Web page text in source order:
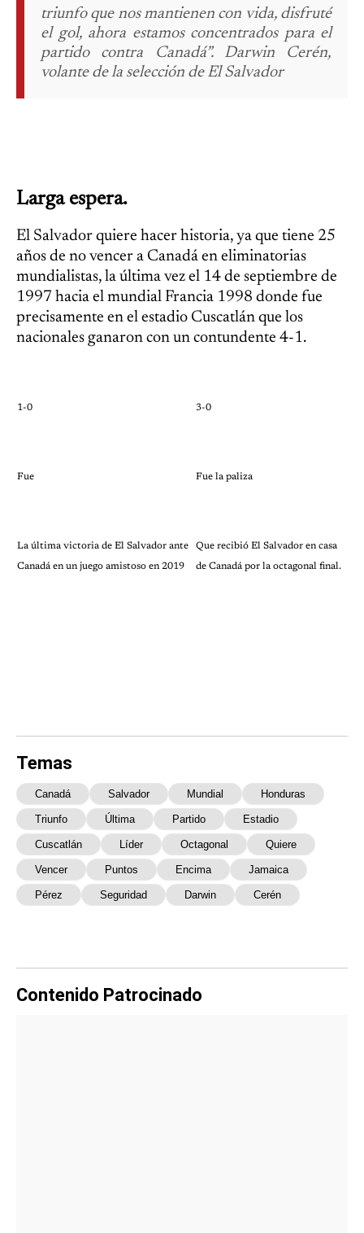
triunfo que nos mantienen con vida, disfruté
el gol, ahora estamos concentrados para el
partido contra Canadá”. Darwin Cerén,
volante de la selección de El Salvador
Larga espera.
El Salvador quiere hacer historia, ya que tiene 25
años de no vencer a Canadá en eliminatorias
mundialistas, la última vez el 14 de septiembre de
1997 hacia el mundial Francia 1998 donde fue
precisamente en el estadio Cuscatlán que los
nacionales ganaron con un contundente 4-1.
1-0
Fue
La última victoria de El Salvador ante
Canadá en un juego amistoso en 2019
3-0
Fue la paliza
Que recibió El Salvador en casa
de Canadá por la octagonal final.
Temas
Canadá Salvador Mundial Honduras
Triunfo Última Partido Estadio
Cuscatlán Líder Octagonal Quiere
Vencer Puntos Encima Jamaica
Pérez Seguridad Darwin Cerén
Contenido Patrocinado